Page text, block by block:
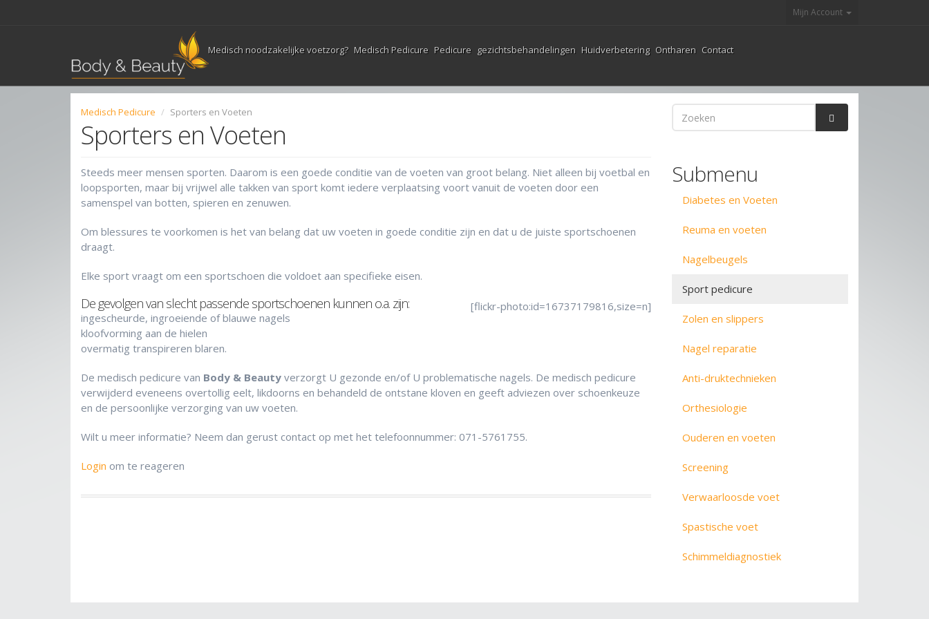
Mijn Account
Medisch noodzakelijke voetzorg? Medisch Pedicure Pedicure gezichtsbehandelingen Huidverbetering Ontharen Contact
Medisch Pedicure Sporters en Voeten
Sporters en Voeten
Steeds meer mensen sporten. Daarom is een goede conditie van de voeten van groot belang. Niet alleen bij voetbal en
loopsporten, maar bij vrijwel alle takken van sport komt iedere verplaatsing voort vanuit de voeten door een
samenspel van botten, spieren en zenuwen.
Om blessures te voorkomen is het van belang dat uw voeten in goede conditie zijn en dat u de juiste sportschoenen
draagt.
Elke sport vraagt om een sportschoen die voldoet aan specifieke eisen.
[flickr-photo:id=16737179816,size=n]
De gevolgen van slecht passende sportschoenen kunnen o.a. zijn:
ingescheurde, ingroeiende of blauwe nagels
kloofvorming aan de hielen
overmatig transpireren blaren.
De medisch pedicure van Body & Beauty verzorgt U gezonde en/of U problematische nagels. De medisch pedicure
verwijderd eveneens overtollig eelt, likdoorns en behandeld de ontstane kloven en geeft adviezen over schoenkeuze
en de persoonlijke verzorging van uw voeten.
Wilt u meer informatie? Neem dan gerust contact op met het telefoonnummer: 071-5761755.
Login om te reageren
Zoekveld
Submenu
Diabetes en Voeten
Reuma en voeten
Nagelbeugels
Sport pedicure
Zolen en slippers
Nagel reparatie
Anti-druktechnieken
Orthesiologie
Ouderen en voeten
Screening
Verwaarloosde voet
Spastische voet
Schimmeldiagnostiek